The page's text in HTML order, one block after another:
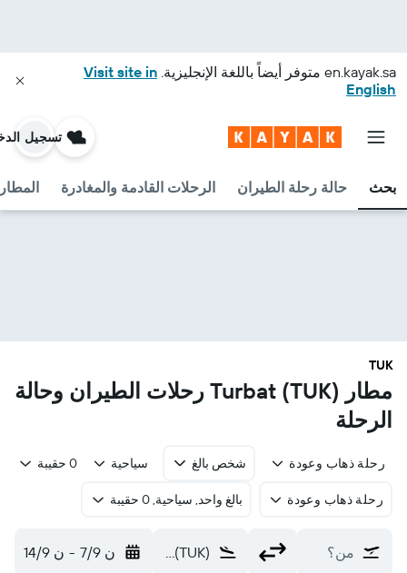
en.kayak.sa متوفر أيضاً باللغة الإنجليزية. Visit site in
English
بحث حالة رحلة الطيران الرحلات القادمة والمغادرة
تسجيل
TUK
مطار Turbat (TUK) رحلات الطيران وحالة
الرحلة
رحلة ذهاب وعودة شخص بالغ سياحية 0 حقيبة
رحلة ذهاب وعودة بالغ واحد, سياحية, 0 حقيبة
من؟ Turbat (TUK) ن 7/9 - ن 14/9